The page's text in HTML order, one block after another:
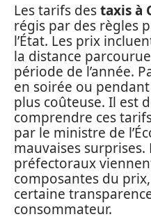
Les tarifs destaxis à
régis par des règles
l’État. Les prix
la distance
période de l’année.
en soirée ou
plus coûteuse. Il est
comprendre ces
par le ministre de
mauvaises surprises.
préfectoraux
composantes du
certaine
consommateur.